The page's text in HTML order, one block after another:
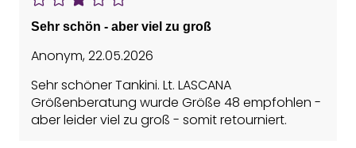
Sehr schön - aber viel zu groß
Anonym,22.05.2026
Sehr schöner Tankini. Lt. LASCANA
Größenberatung wurde Größe 48 empfohlen -
aber leider viel zu groß - somit retourniert.